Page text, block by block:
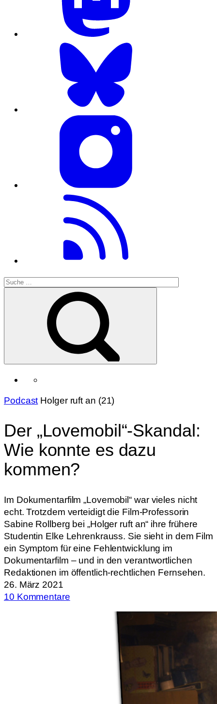
Podcast Holger ruft an (21)
Der „Lovemobil“-Skandal:
Wie konnte es dazu
kommen?
Im Dokumentarfilm „Lovemobil“ war vieles nicht
echt. Trotzdem verteidigt die Film-Professorin
Sabine Rollberg bei „Holger ruft an“ ihre frühere
Studentin Elke Lehrenkrauss. Sie sieht in dem Film
ein Symptom für eine Fehlentwicklung im
Dokumentarfilm – und in den verantwortlichen
Redaktionen im öffentlich-rechtlichen Fernsehen.
26. März 2021
10 Kommentare